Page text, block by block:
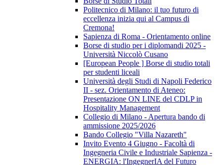
Politecnico di Milano: il tuo futuro di
eccellenza inizia qui al Campus di
Cremona!
Sapienza di Roma - Orientamento online
Borse di studio per i diplomandi 2025 -
Università Niccolò Cusano
[European People ] Borse di studio totali
per studenti liceali
Università degli Studi di Napoli Federico
II - sez. Orientamento di Ateneo:
Presentazione ON LINE del CDLP in
Hospitality Management
Collegio di Milano - Apertura bando di
ammissione 2025/2026
Bando Collegio "Villa Nazareth"
Invito Evento 4 Giugno - Facoltà di
Ingegneria Civile e Industriale Sapienza -
ENERGIA: l'IngegnerIA del Futuro